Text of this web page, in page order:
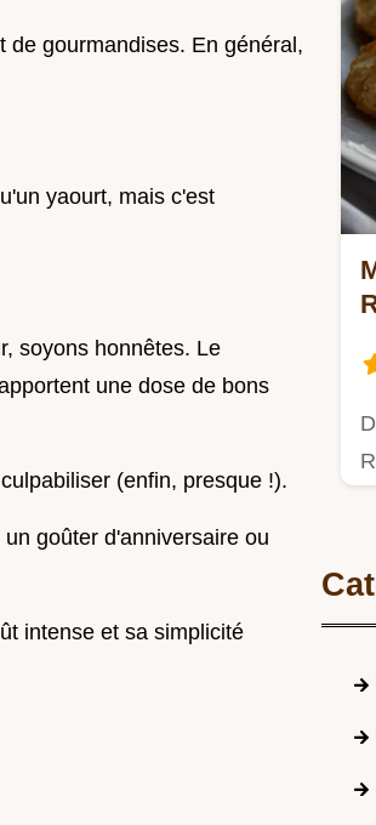
de gourmandises. En général,
yaourt, mais c'est
soyons honnêtes. Le
une dose de bons
(enfin, presque !).
goûter d'anniversaire ou
intense et sa simplicité